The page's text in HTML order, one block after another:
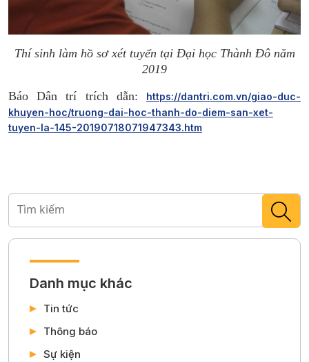
Thí sinh làm hồ sơ xét tuyển tại Đại học Thành Đô năm
2019
Báo Dân trí trích dẫn:
https://dantri.com.vn/giao-duc-
khuyen-hoc/truong-dai-hoc-thanh-do-diem-san-xet-
tuyen-la-145-20190718071947343.htm
Danh mục khác
Tin tức
Thông báo
Sự kiện